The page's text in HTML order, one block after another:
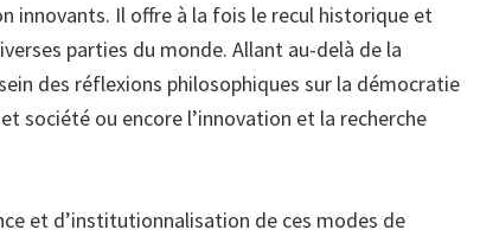
innovants. Il offre à la fois le recul historique et
parties du monde. Allant au-delà de la
des réflexions philosophiques sur la démocratie
société ou encore l’innovation et la recherche
et d’institutionnalisation de ces modes de